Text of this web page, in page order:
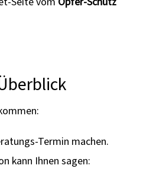
Termin machen.
kann Ihnen sagen: